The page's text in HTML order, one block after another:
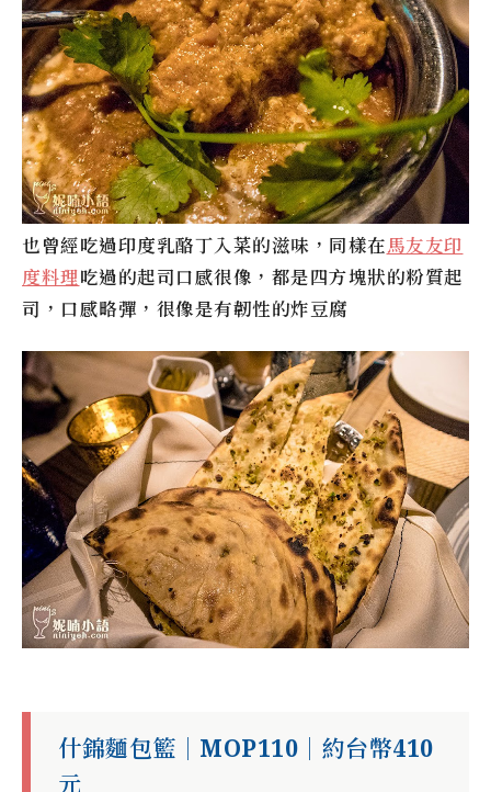
也曾經吃過印度乳酪丁入菜的滋味，同樣在馬友友印
度料理吃過的起司口感很像，都是四方塊狀的粉質起
司，口感略彈，很像是有韌性的炸豆腐
什錦麵包籃｜MOP110｜約台幣410
元